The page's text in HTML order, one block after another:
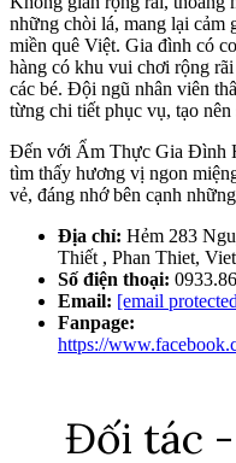
những chòi lá, mang lại cảm
miền quê Việt. Gia đình có
hàng có khu vui chơi rộng
các bé. Đội ngũ nhân viên
từng chi tiết phục vụ, tạo
Đến với Ẩm Thực Gia Đình
tìm thấy hương vị ngon
vẻ, đáng nhớ bên cạnh
Địa chỉ: Hẻm 283
Thiết , Phan Thiet,
Số điện thoại:
Email: [email
Fanpage:
https://
Đối tác